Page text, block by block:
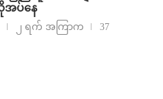
ပ်နေ
၂ ရက် အကြာက
37